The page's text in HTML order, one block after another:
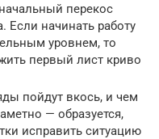
перекос
Если начинать работу
уровнем, то
первый лист криво
пойдут вкось, и чем
— образуется,
исправить ситуацию